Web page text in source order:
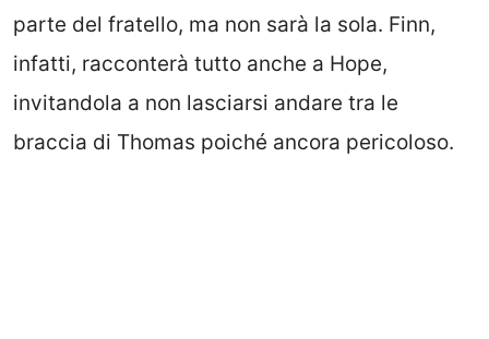
parte del fratello, ma non sarà la sola. Finn,
infatti, racconterà tutto anche a Hope,
invitandola a non lasciarsi andare tra le
braccia di Thomas poiché ancora pericoloso.